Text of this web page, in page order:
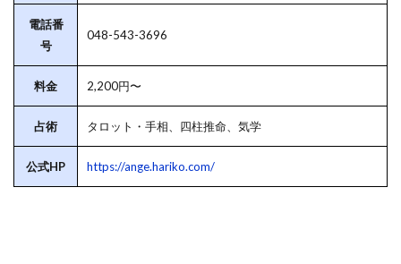
電話番
号
048-543-3696
料金 2,200円〜
占術 タロット・手相、四柱推命、気学
公式HP https://ange.hariko.com/